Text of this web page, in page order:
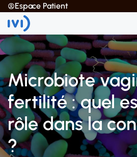
Espace Patient
Microbiote
fertilité : quel
rôle dans la
?